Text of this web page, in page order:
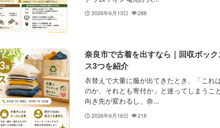
2026年6月13日 288
奈良市で古着を出すなら｜回収ボッ
ス3つを紹介
衣替えで大量に服が出てきたとき、「これ
のか、それとも寄付か」と迷ってしまうこ
向き先が変わるし、奈...
2026年6月16日 218